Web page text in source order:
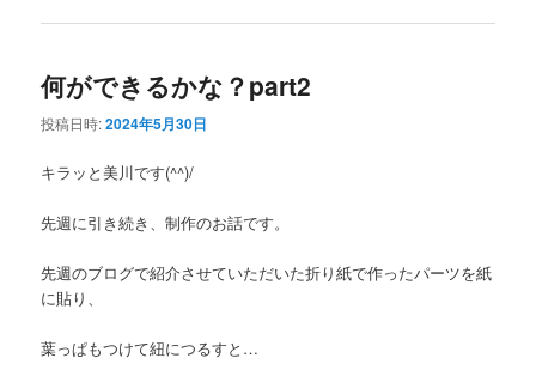
何ができるかな？part2
投稿日時:2024年5月30日
キラッと美川です(^^)/
先週に引き続き、制作のお話です。
先週のブログで紹介させていただいた折り紙で作ったパーツを紙
に貼り、
葉っぱもつけて紐につるすと…